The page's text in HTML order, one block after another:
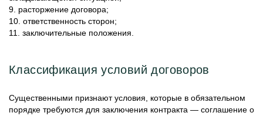
9. расторжение договора;
10. ответственность сторон;
11. заключительные положения.
Классификация условий договоров
Существенными признают условия, которые в обязательном
порядке требуются для заключения контракта — соглашение о